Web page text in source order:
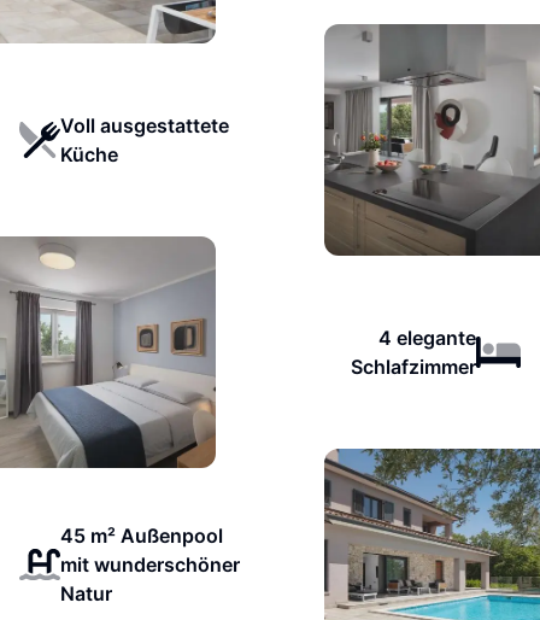
Voll ausgestattete
Küche
4 elegante
Schlafzimmer
45 m² Außenpool
mit wunderschöner
Natur